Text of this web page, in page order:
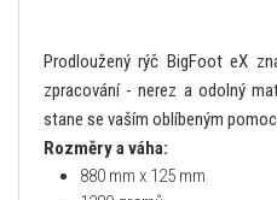
Prodloužený rýč BigFoot eX
zpracování - nerez a odolný
stane se vaším oblíbeným
Rozměry a váha:
880 mm x 125 mm